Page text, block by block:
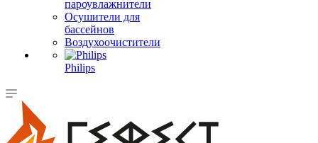
пароувлажнители
Осушители для
бассейнов
Воздухоочистители
Philips